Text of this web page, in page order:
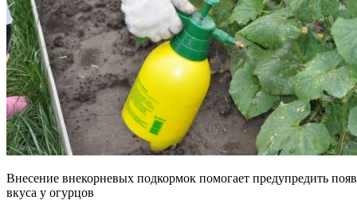
Внесение внекорневых подкормок помогает предупредить
вкуса у огурцов